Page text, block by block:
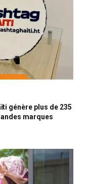
génère plus de 235
marques